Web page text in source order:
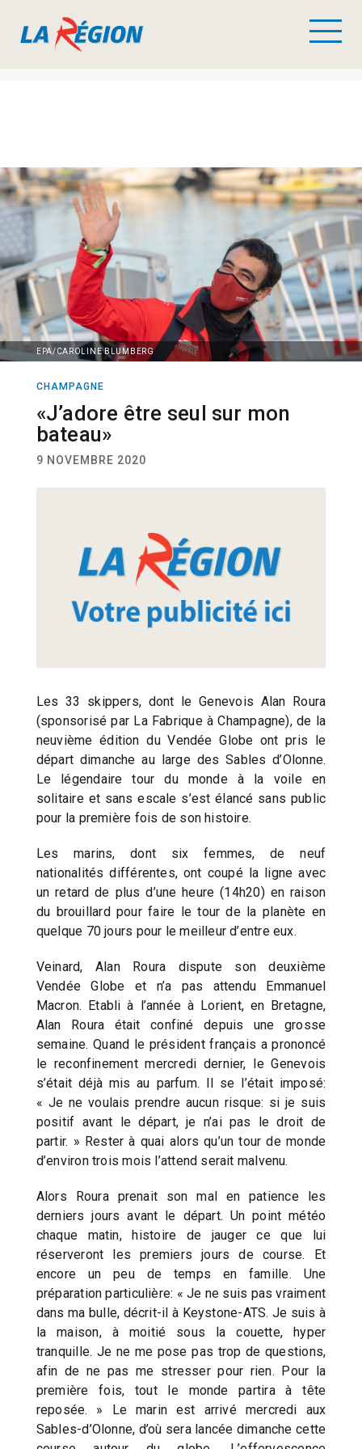
EPA/CAROLINE BLUMBERG
CHAMPAGNE
«J’adore être seul sur mon
bateau»
9 NOVEMBRE 2020
Les 33 skippers, dont le Genevois Alan Roura
(sponsorisé par La Fabrique à Champagne), de la
neuvième édition du Vendée Globe ont pris le
départ dimanche au large des Sables d’Olonne.
Le légendaire tour du monde à la voile en
solitaire et sans escale s’est élancé sans public
pour la première fois de son histoire.
Les marins, dont six femmes, de neuf
nationalités différentes, ont coupé la ligne avec
un retard de plus d’une heure (14h20) en raison
du brouillard pour faire le tour de la planète en
quelque 70 jours pour le meilleur d’entre eux.
Veinard, Alan Roura dispute son deuxième
Vendée Globe et n’a pas attendu Emmanuel
Macron. Etabli à l’année à Lorient, en Bretagne,
Alan Roura était confiné depuis une grosse
semaine. Quand le président français a prononcé
le reconfinement mercredi dernier, le Genevois
s’était déjà mis au parfum. Il se l’était imposé:
« Je ne voulais prendre aucun risque: si je suis
positif avant le départ, je n’ai pas le droit de
partir. » Rester à quai alors qu’un tour de monde
d’environ trois mois l’attend serait malvenu.
Alors Roura prenait son mal en patience les
derniers jours avant le départ. Un point météo
chaque matin, histoire de jauger ce que lui
réserveront les premiers jours de course. Et
encore un peu de temps en famille. Une
préparation particulière: « Je ne suis pas vraiment
dans ma bulle, décrit-il à Keystone-ATS. Je suis à
la maison, à moitié sous la couette, hyper
tranquille. Je ne me pose pas trop de questions,
afin de ne pas me stresser pour rien. Pour la
première fois, tout le monde partira à tête
reposée. » Le marin est arrivé mercredi aux
Sables-d’Olonne, d’où sera lancée dimanche cette